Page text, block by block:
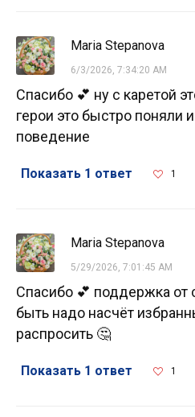
Maria Stepanova
6/3/2026, 7:34:20 AM
Спасибо 💕 ну с каретой
герои это быстро поняли
поведение
Показать 1 ответ 1
Maria Stepanova
5/29/2026, 7:01:45 AM
Спасибо 💕 поддержка от
быть надо насчёт
распросить 🤔
Показать 1 ответ 1